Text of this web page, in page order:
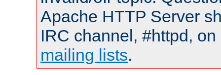
Apache HTTP Server
IRC channel, #httpd,
mailing lists.